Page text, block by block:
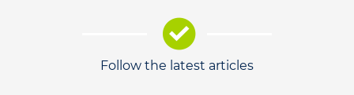
Follow the latest articles